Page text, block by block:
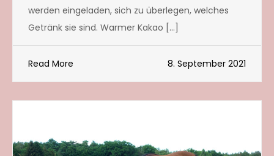
werden eingeladen, sich zu überlegen, welches
Getränk sie sind. Warmer Kakao […]
Read More 8. September 2021